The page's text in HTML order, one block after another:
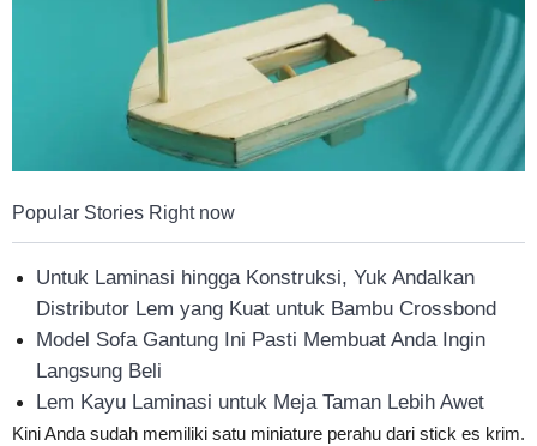
Popular Stories Right now
Untuk Laminasi hingga Konstruksi, Yuk Andalkan
Distributor Lem yang Kuat untuk Bambu Crossbond
Model Sofa Gantung Ini Pasti Membuat Anda Ingin
Langsung Beli
Lem Kayu Laminasi untuk Meja Taman Lebih Awet
Kini Anda sudah memiliki satu miniature perahu dari stick es krim.